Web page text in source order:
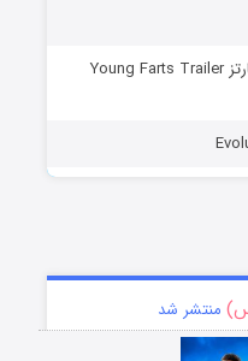
دانلود مستند قطعات تریلر یانگ فارتز Young Farts Trailer
منتشر شد